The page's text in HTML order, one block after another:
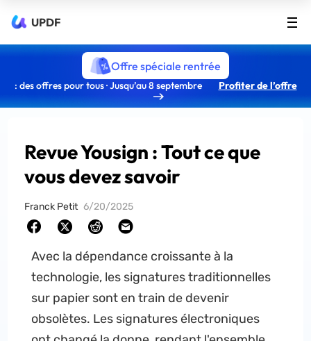
UPDF
Offre spéciale rentrée
: des offres pour tous · Jusqu’au 8 septembre Profiter de l’offre
Revue Yousign : Tout ce que
vous devez savoir
Franck Petit 6/20/2025
Avec la dépendance croissante à la
technologie, les signatures traditionnelles
sur papier sont en train de devenir
obsolètes. Les signatures électroniques